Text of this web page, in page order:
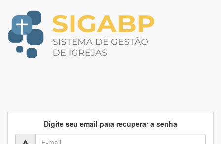
Digite seu email para recuperar a senha